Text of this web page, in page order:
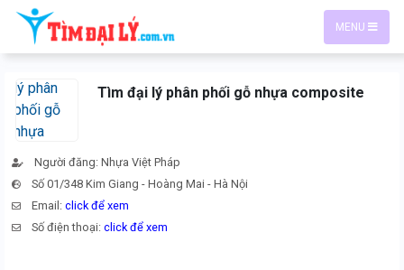
MENU
Tìm đại lý phân phối gỗ nhựa composite
Người đăng: Nhựa Việt Pháp
Số 01/348 Kim Giang - Hoàng Mai - Hà Nội
Email:click để xem
Số điện thoại:click để xem